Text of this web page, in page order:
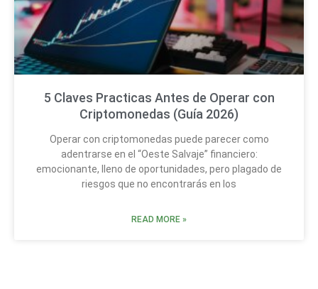
5 Claves Practicas Antes de Operar con
Criptomonedas (Guía 2026)
Operar con criptomonedas puede parecer como
adentrarse en el “Oeste Salvaje” financiero:
emocionante, lleno de oportunidades, pero plagado de
riesgos que no encontrarás en los
READ MORE »